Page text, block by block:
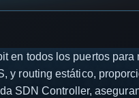
en todos los puertos para
y routing estático,
SDN Controller,